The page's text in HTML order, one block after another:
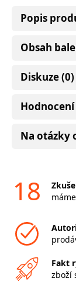
Popis
Obsah
Diskuze (0)
Hodnocení
Na otázky
18
Fakt
zboží